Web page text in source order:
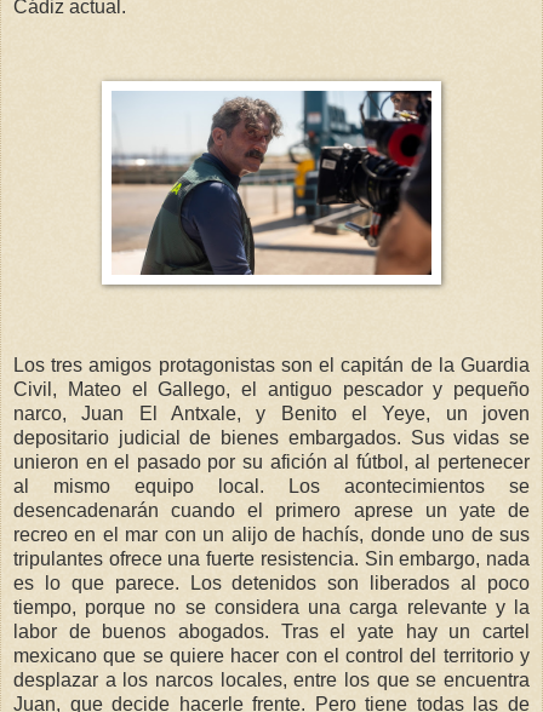
Cádiz actual.
Los tres amigos protagonistas son el capitán de la Guardia
Civil, Mateo el Gallego, el antiguo pescador y pequeño
narco, Juan El Antxale, y Benito el Yeye, un joven
depositario judicial de bienes embargados. Sus vidas se
unieron en el pasado por su afición al fútbol, al pertenecer
al mismo equipo local. Los acontecimientos se
desencadenarán cuando el primero aprese un yate de
recreo en el mar con un alijo de hachís, donde uno de sus
tripulantes ofrece una fuerte resistencia. Sin embargo, nada
es lo que parece. Los detenidos son liberados al poco
tiempo, porque no se considera una carga relevante y la
labor de buenos abogados. Tras el yate hay un cartel
mexicano que se quiere hacer con el control del territorio y
desplazar a los narcos locales, entre los que se encuentra
Juan, que decide hacerle frente. Pero tiene todas las de